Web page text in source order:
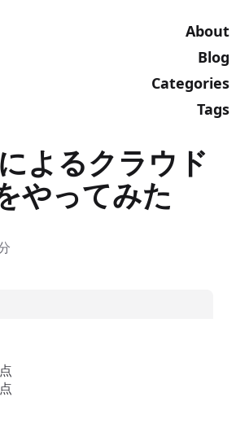
About
Blog
Categories
Tags
によるクラウド
やってみた